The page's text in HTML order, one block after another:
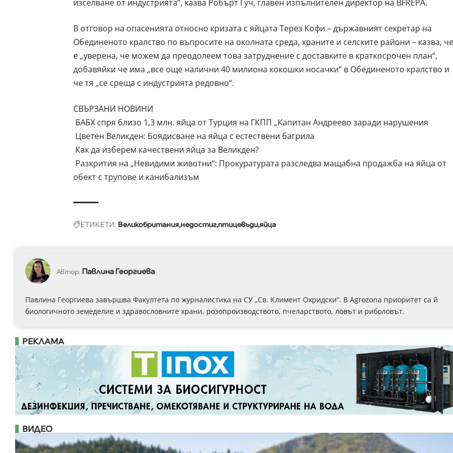
изселване от индустрията“, казва Робърт Гуч, главен изпълнителен директор на BFREPA.
В отговор на опасенията относно кризата с яйцата Терез Кофи – държавният секретар на
Обединеното кралство по въпросите на околната среда, храните и селските райони – казва, че
е „уверена, че можем да преодолеем това затруднение с доставките в краткосрочен план“,
добавяйки че има „все още налични 40 милиона кокошки носачки“ в Обединеното кралство и
че тя „се среща с индустрията редовно“.
СВЪРЗАНИ НОВИНИ
БАБХ спря близо 1,3 млн. яйца от Турция на ГКПП „Капитан Андреево заради нарушения
Цветен Великден: Боядисване на яйца с естествени багрила
Как да изберем качествени яйца за Великден?
Разкрития на „Невидими животни“: Прокуратурата разследва мащабна продажба на яйца от
обект с трупове и канибализъм
ЕТИКЕТИ: Великобританиянедостигптицевъдияйца
Автор: Павлина Георгиева
Павлина Георгиева завършва Факултета по журналистика на СУ „Св. Климент Охридски“. В Аgrozona приоритет са й
биологичното земеделие и здравословните храни, розопроизводството, пчеларството, ловът и риболовът.
РЕКЛАМА
ВИДЕО